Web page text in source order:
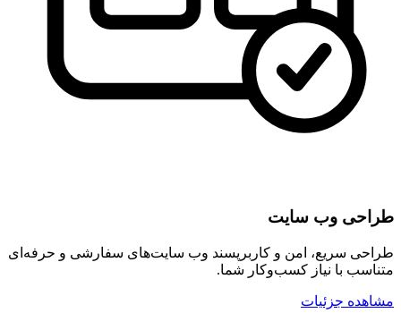
طراحی وب سایت
طراحی سریع، امن و کاربرپسند وب سایت‌های سفارشی و حرفه‌ای
متناسب با نیاز کسب‌وکار شما.
مشاهده جزئیات